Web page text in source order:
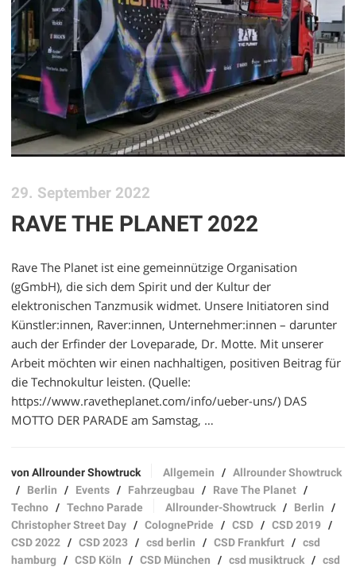
29. September 2022
RAVE THE PLANET 2022
Rave The Planet ist eine gemeinnützige Organisation
(gGmbH), die sich dem Spirit und der Kultur der
elektronischen Tanzmusik widmet. Unsere Initiatoren sind
Künstler:innen, Raver:innen, Unternehmer:innen – darunter
auch der Erfinder der Loveparade, Dr. Motte. Mit unserer
Arbeit möchten wir einen nachhaltigen, positiven Beitrag für
die Technokultur leisten. (Quelle:
https://www.ravetheplanet.com/info/ueber-uns/) DAS
MOTTO DER PARADE am Samstag, …
von Allrounder Showtruck Allgemein /Allrounder Showtruck
/ Berlin / Events / Fahrzeugbau / Rave The Planet /
Techno /Techno Parade Allrounder-Showtruck / Berlin /
Christopher Street Day /ColognePride /CSD /CSD 2019 /
CSD 2022 /CSD 2023 /csd berlin /CSD Frankfurt /csd
hamburg /CSD Köln /CSD München /csd musiktruck /csd